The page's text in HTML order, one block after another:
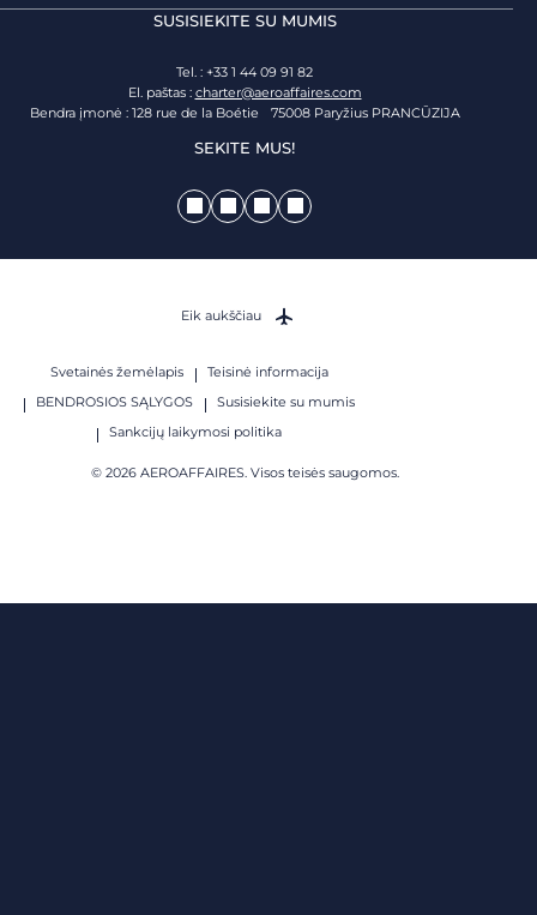
SUSISIEKITE SU MUMIS
Tel. : +33 1 44 09 91 82
El. paštas : charter@aeroaffaires.com
Bendra įmonė : 128 rue de la Boétie 75008 Paryžius PRANCŪZIJA
SEKITE MUS!
Svetainės žemėlapis
Teisinė informacija
BENDROSIOS SĄLYGOS
Susisiekite su mumis
Sankcijų laikymosi politika
© 2026 AEROAFFAIRES. Visos teisės saugomos.
Eik aukščiau